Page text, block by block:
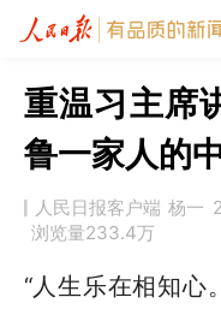
重温习主席
鲁一家人的
人民日报客户端 杨一
浏览量233.4万
“人生乐在相知心